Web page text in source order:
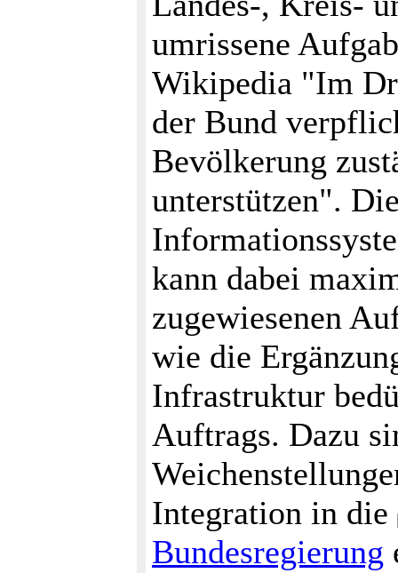
umrissene
Wikipedia "Im
der Bund
Bevölkerung
unterstützen".
kann dabei
zugewiesenen
wie die
Infrastruktur
Auftrags. Dazu
Integration in die
Bundesregierung